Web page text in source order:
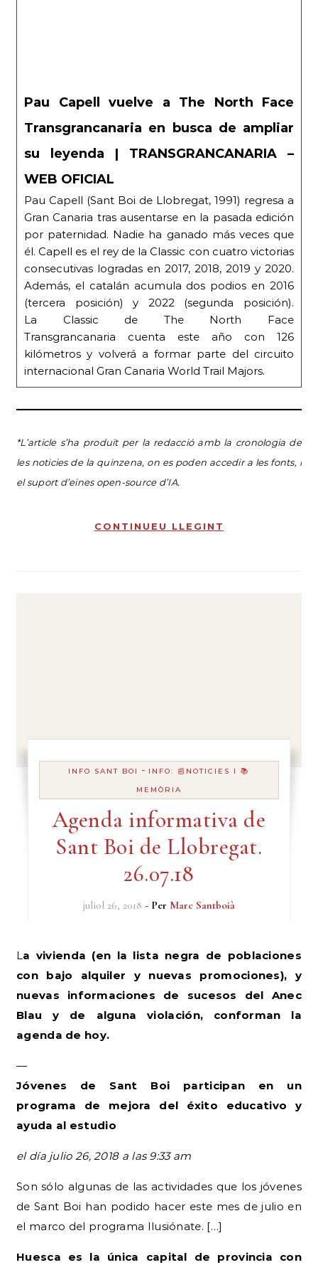
Pau Capell vuelve a The North Face
Transgrancanaria en busca de ampliar
su leyenda | TRANSGRANCANARIA –
WEB OFICIAL
Pau Capell (Sant Boi de Llobregat, 1991) regresa a
Gran Canaria tras ausentarse en la pasada edición
por paternidad. Nadie ha ganado más veces que
él. Capell es el rey de la Classic con cuatro victorias
consecutivas logradas en 2017, 2018, 2019 y 2020.
Además, el catalán acumula dos podios en 2016
(tercera posición) y 2022 (segunda posición).
La Classic de The North Face
Transgrancanaria cuenta este año con 126
kilómetros y volverá a formar parte del circuito
internacional Gran Canaria World Trail Majors.
*L’article s’ha produït per la redacció amb la cronologia de
les noticies de la quinzena, on es poden accedir a les fonts, i
el suport d’eines open-source d’IA.
CONTINUEU LLEGINT
INFO SANT BOI - INFO: 📰NOTICIES I 📚
MEMÒRIA
Agenda informativa de
Sant Boi de Llobregat.
26.07.18
juliol 26, 2018 - Per Marc Santboià
La vivienda (en la lista negra de poblaciones
con bajo alquiler y nuevas promociones), y
nuevas informaciones de sucesos del Anec
Blau y de alguna violación, conforman la
agenda de hoy.
—
Jóvenes de Sant Boi participan en un
programa de mejora del éxito educativo y
ayuda al estudio
el día julio 26, 2018 a las 9:33 am
Son sólo algunas de las actividades que los jóvenes
de Sant Boi han podido hacer este mes de julio en
el marco del programa Ilusiónate. […]
Huesca es la única capital de provincia con